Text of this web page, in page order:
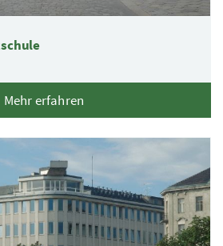
Mehr erfahren